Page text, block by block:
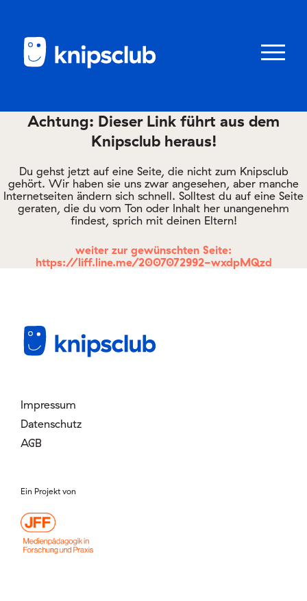
Menü
knipstipps
Eltern
Mitglied werden
Login
Achtung: Dieser Link führt aus dem
Knipsclub heraus!
Du gehst jetzt auf eine Seite, die nicht zum Knipsclub
gehört. Wir haben sie uns zwar angesehen, aber manche
Internetseiten ändern sich schnell. Solltest du auf eine Seite
geraten, die du vom Ton oder Inhalt her unangenehm
findest, sprich mit deinen Eltern!
weiter zur gewünschten Seite:
https://liff.line.me/2007072992-wxdpMQzd
Impressum
Datenschutz
AGB
Ein Projekt von